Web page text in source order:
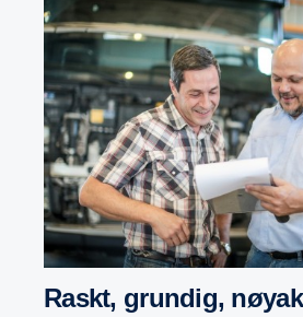
Raskt, grundig,